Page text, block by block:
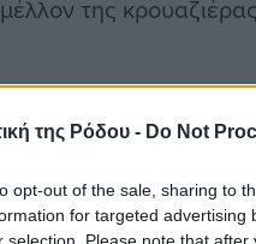
της Ρόδου - Do Not
opt-out of the sale, sharing to
for targeted
selection. Please note that
της κρουαζιέρας
αφορούν
στο ευρύ κοινό.
καθώς και το